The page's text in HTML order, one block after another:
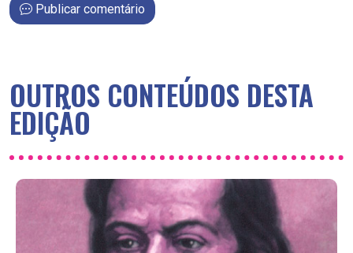
Publicar comentário
OUTROS CONTEÚDOS DESTA
EDIÇÃO